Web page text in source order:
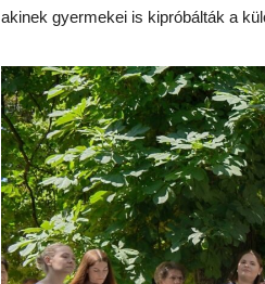
akinek gyermekei is kipróbálták a